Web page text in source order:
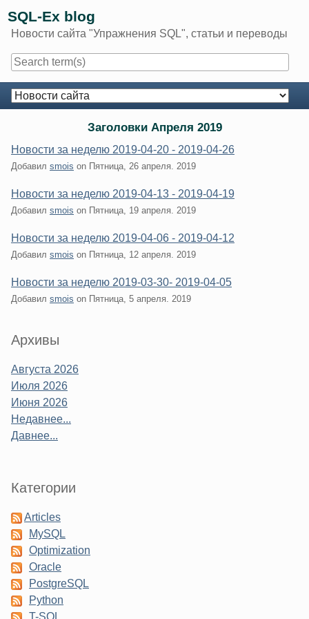
content
SQL-Ex blog
Новости сайта "Упражнения SQL", статьи и переводы
Navigation
Заголовки Апреля 2019
Новости за неделю 2019-04-20 - 2019-04-26
Добавил smois on Пятница, 26 апреля. 2019
Новости за неделю 2019-04-13 - 2019-04-19
Добавил smois on Пятница, 19 апреля. 2019
Новости за неделю 2019-04-06 - 2019-04-12
Добавил smois on Пятница, 12 апреля. 2019
Новости за неделю 2019-03-30- 2019-04-05
Добавил smois on Пятница, 5 апреля. 2019
Sidebar
Архивы
Августа 2026
Июля 2026
Июня 2026
Недавнее...
Давнее...
Категории
Articles
MySQL
Optimization
Oracle
PostgreSQL
Python